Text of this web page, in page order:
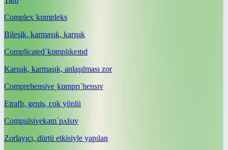
Complexˈkɒmpleks
Bileşik, karmaşık, karışık
Complicatedˈkɒmplɪkeɪtɪd
Karışık, karmaşık, anlaşılması zor
Comprehensive ˌkɒmprɪˈhensɪv
Etraflı, geniş, çok yönlü
Compulsivekəmˈpʌlsɪv
Zorlayıcı, dürtü etkisiyle yapılan